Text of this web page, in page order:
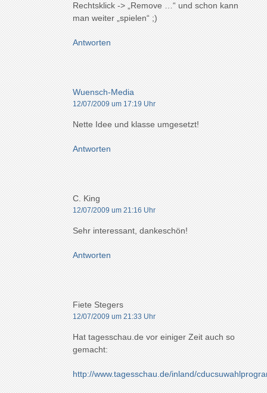
Rechtsklick -> „Remove …“ und schon kann
man weiter „spielen“ ;)
Antworten
Wuensch-Media
12/07/2009 um 17:19 Uhr
Nette Idee und klasse umgesetzt!
Antworten
C. King
12/07/2009 um 21:16 Uhr
Sehr interessant, dankeschön!
Antworten
Fiete Stegers
12/07/2009 um 21:33 Uhr
Hat tagesschau.de vor einiger Zeit auch so
gemacht:
http://www.tagesschau.de/inland/